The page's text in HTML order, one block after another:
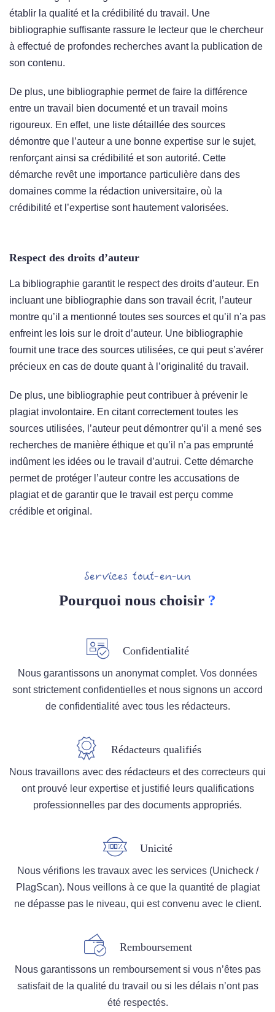
établir la qualité et la crédibilité du travail. Une
bibliographie suffisante rassure le lecteur que le chercheur
à effectué de profondes recherches avant la publication de
son contenu.
De plus, une bibliographie permet de faire la différence
entre un travail bien documenté et un travail moins
rigoureux. En effet, une liste détaillée des sources
démontre que l’auteur a une bonne expertise sur le sujet,
renforçant ainsi sa crédibilité et son autorité. Cette
démarche revêt une importance particulière dans des
domaines comme la rédaction universitaire, où la
crédibilité et l’expertise sont hautement valorisées.
Respect des droits d’auteur
La bibliographie garantit le respect des droits d’auteur. En
incluant une bibliographie dans son travail écrit, l’auteur
montre qu’il a mentionné toutes ses sources et qu’il n’a pas
enfreint les lois sur le droit d’auteur. Une bibliographie
fournit une trace des sources utilisées, ce qui peut s’avérer
précieux en cas de doute quant à l’originalité du travail.
De plus, une bibliographie peut contribuer à prévenir le
plagiat involontaire. En citant correctement toutes les
sources utilisées, l’auteur peut démontrer qu’il a mené ses
recherches de manière éthique et qu’il n’a pas emprunté
indûment les idées ou le travail d’autrui. Cette démarche
permet de protéger l’auteur contre les accusations de
plagiat et de garantir que le travail est perçu comme
crédible et original.
Services tout-en-un
Pourquoi nous choisir ?
Confidentialité
Nous garantissons un anonymat complet. Vos données
sont strictement confidentielles et nous signons un accord
de confidentialité avec tous les rédacteurs.
Rédacteurs qualifiés
Nous travaillons avec des rédacteurs et des correcteurs qui
ont prouvé leur expertise et justifié leurs qualifications
professionnelles par des documents appropriés.
Unicité
Nous vérifions les travaux avec les services (Unicheck /
PlagScan). Nous veillons à ce que la quantité de plagiat
ne dépasse pas le niveau, qui est convenu avec le client.
Remboursement
Nous garantissons un remboursement si vous n’êtes pas
satisfait de la qualité du travail ou si les délais n’ont pas
été respectés.